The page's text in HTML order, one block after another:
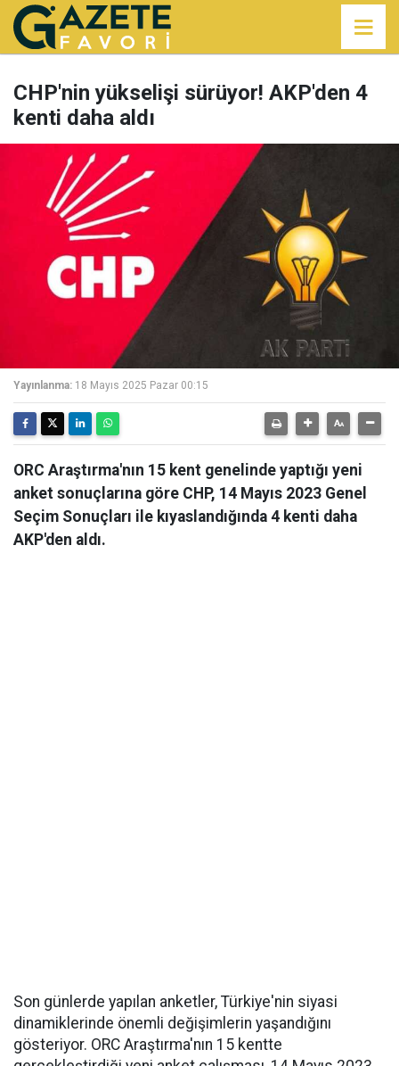
CHP'nin yükselişi sürüyor! AKP'den 4
kenti daha aldı
Yayınlanma: 18 Mayıs 2025 Pazar 00:15
ORC Araştırma'nın 15 kent genelinde yaptığı yeni
anket sonuçlarına göre CHP, 14 Mayıs 2023 Genel
Seçim Sonuçları ile kıyaslandığında 4 kenti daha
AKP'den aldı.
Son günlerde yapılan anketler, Türkiye'nin siyasi
dinamiklerinde önemli değişimlerin yaşandığını
gösteriyor. ORC Araştırma'nın 15 kentte